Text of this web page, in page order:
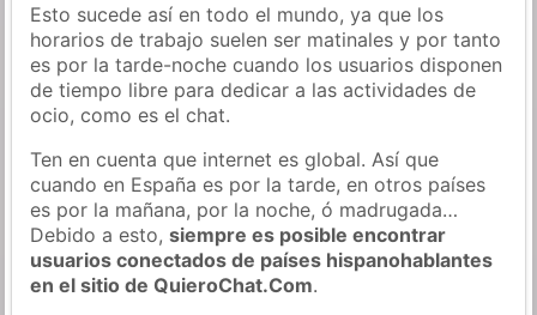
Esto sucede así en todo el mundo, ya que los
horarios de trabajo suelen ser matinales y por tanto
es por la tarde-noche cuando los usuarios disponen
de tiempo libre para dedicar a las actividades de
ocio, como es el chat.
Ten en cuenta que internet es global. Así que
cuando en España es por la tarde, en otros países
es por la mañana, por la noche, ó madrugada…
Debido a esto,siempre es posible encontrar
usuarios conectados de países hispanohablantes
en el sitio de QuieroChat.Com.